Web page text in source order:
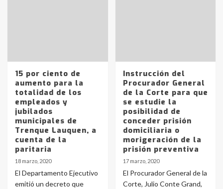
15 por ciento de
aumento para la
totalidad de los
empleados y
jubilados
municipales de
Trenque Lauquen, a
cuenta de la
paritaria
18 marzo, 2020
El Departamento Ejecutivo
emitió un decreto que
Instrucción del
Procurador General
de la Corte para que
se estudie la
posibilidad de
conceder prisión
domiciliaria o
morigeración de la
prisión preventiva
17 marzo, 2020
El Procurador General de la
Corte, Julio Conte Grand,